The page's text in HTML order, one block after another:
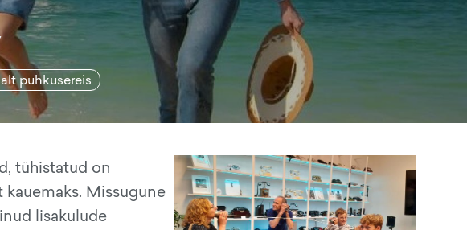
puhkusereis
tühistatud on
Missugune
lisakulude